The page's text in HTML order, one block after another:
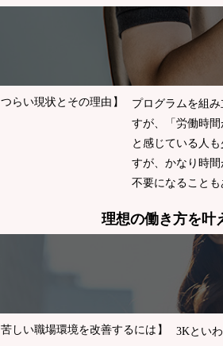
つらい現状とその理由
プログラムを組
すが、「労働時
と感じている人
すが、かなり時
不要になることも
理想の働き方を叶
苦しい職場環境を改善するには
3Kとい